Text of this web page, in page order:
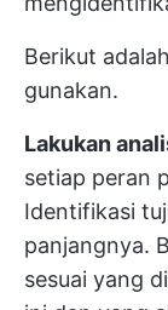
Berikut
gunakan.
Lakukan
setiap peran
Identifikasi
panjangnya.
sesuai yang